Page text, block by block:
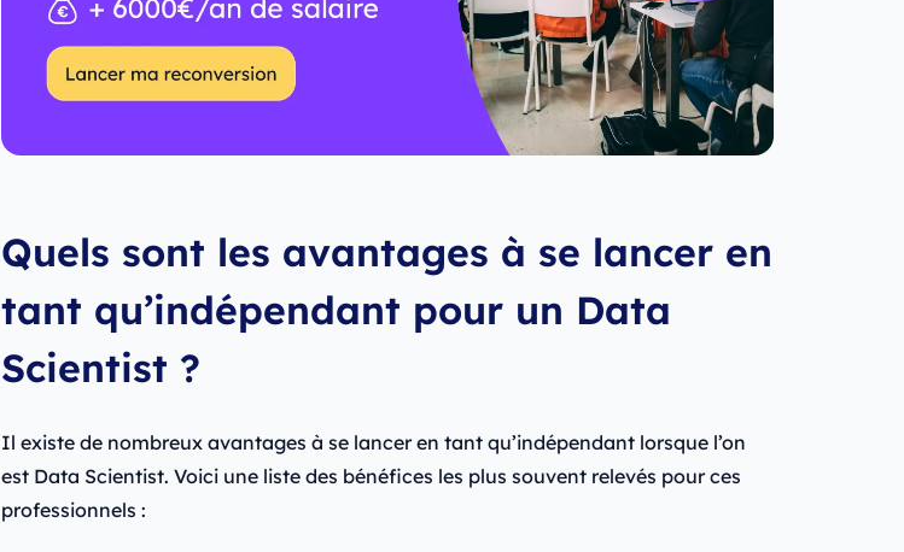
Quels sont les avantages à se lancer en
tant qu’indépendant pour un Data
Scientist ?
Il existe de nombreux avantages à se lancer en tant qu’indépendant lorsque l’on
est Data Scientist. Voici une liste des bénéfices les plus souvent relevés pour ces
professionnels :